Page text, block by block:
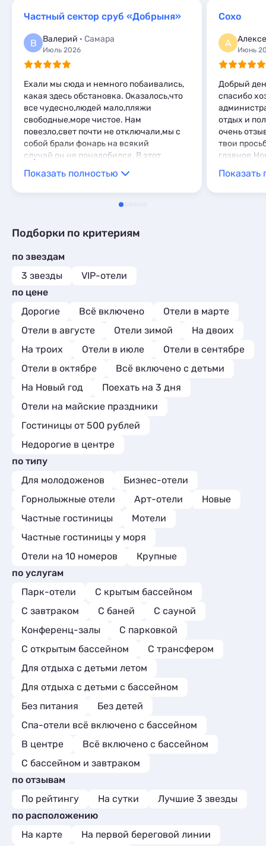
Мини-отели 6
Пансионаты 2
Мини-отели 1
Апартаменты 3
Мини-отели 1
Частный сектор сруб «Добрыня»
В Валерий · Самара
Июль 2026
Ехали мы сюда и немного побаивались,
какая здесь обстановка. Оказалось,что
все чудесно,людей мало,пляжи
свободные,море чистое. Нам
повезло,свет почти не отключали,мы с
собой брали фонарь на всякий
случай,он не понадобился. В этот
гостевой дом ездим не первый год,всё
здесь на высшем,
уровне,комфорт,уют,полный релакс.
Тишина необыкновенная,вокруг домика
быстро прошли в обоих направлениях.
Очень рады,что приехали в этом году в
Показать полностью
Сохо
А
Июнь
Добрый
спасибо
отдых и
очень
твои
море,пляж
отдыхаем
всегда с
спасибо
Показать
Подборки по критериям
по звездам
3 звезды
VIP-отели
по цене
Дорогие
Всё включено
Отели в марте
Отели в августе
Отели зимой
На двоих
На троих
Отели в июле
Отели в сентябре
Отели в октябре
Всё включено с детьми
На Новый год
Поехать на 3 дня
Отели на майские праздники
Гостиницы от 500 рублей
Недорогие в центре
по типу
Для молодоженов
Бизнес-отели
Горнолыжные отели
Арт-отели
Новые
Частные гостиницы
Мотели
Частные гостиницы у моря
Отели на 10 номеров
Крупные
по услугам
Парк-отели
С крытым бассейном
С завтраком
С баней
С сауной
Конференц-залы
С парковкой
С открытым бассейном
С трансфером
Для отдыха с детьми летом
Для отдыха с детьми с бассейном
Без питания
Без детей
Спа-отели всё включено с бассейном
В центре
Всё включено с бассейном
С бассейном и завтраком
по отзывам
По рейтингу
На сутки
Лучшие 3 звезды
по расположению
На карте
На первой береговой линии